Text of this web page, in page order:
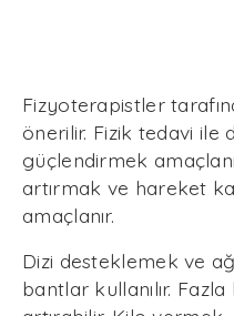
Fizyoterapistler
önerilir. Fizik tedavi ile
güçlendirmek
artırmak ve hareket
amaçlanır.
Dizi desteklemek ve
bantlar kullanılır.